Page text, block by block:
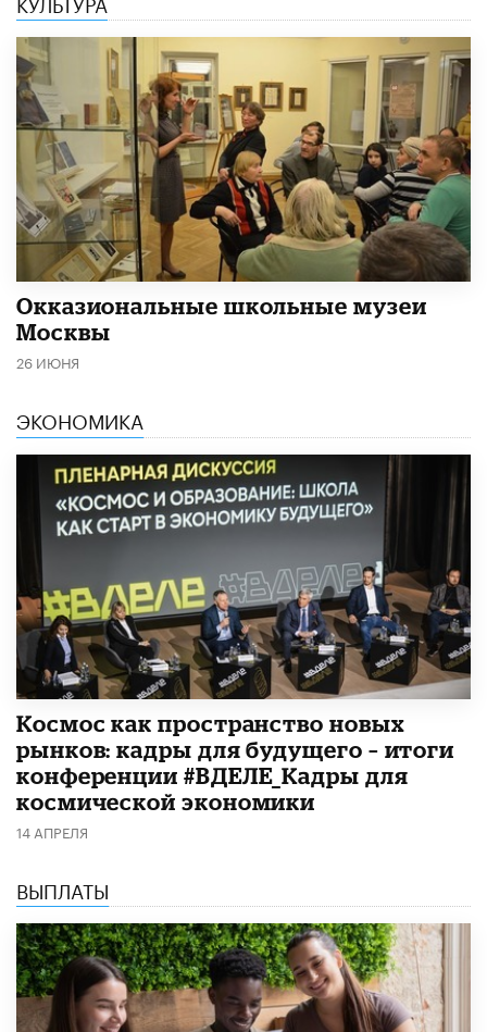
​Окказиональные школьные музеи
Москвы
26 ИЮНЯ
ЭКОНОМИКА
Космос как пространство новых
рынков: кадры для будущего – итоги
конференции #ВДЕЛЕ_Кадры для
космической экономики
14 АПРЕЛЯ
ВЫПЛАТЫ